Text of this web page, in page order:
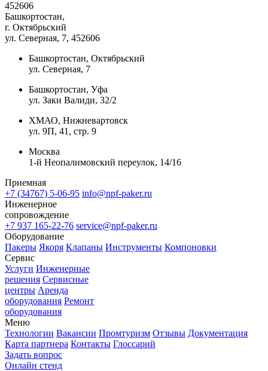
452606
Башкортостан,
г. Октябрьский
ул. Северная, 7, 452606
Башкортостан, Октябрьский
ул. Северная, 7
Башкортостан, Уфа
ул. Заки Валиди, 32/2
ХМАО, Нижневартовск
ул. 9П, 41, стр. 9
Москва
1-й Неопалимовский переулок, 14/16
Приемная
+7 (34767) 5-06-95 info@npf-paker.ru
Инженерное
сопровождение
+7 937 165-22-76 service@npf-paker.ru
Оборудование
Пакеры Якоря Клапаны Инструменты Компоновки
Сервис
Услуги Инженерные
решения Сервисные
центры Аренда
оборудования Ремонт
оборудования
Меню
Технологии Вакансии Промтуризм Отзывы Документация
Карта партнера Контакты Глоссарий
Задать вопрос
Онлайн стенд